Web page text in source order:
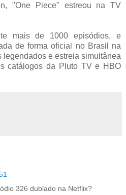
"One Piece" estreou na TV
mais de 1000 episódios, e
de forma oficial no Brasil na
e estreia simultânea
catálogos da Pluto TV e HBO
326 dublado na Netflix?